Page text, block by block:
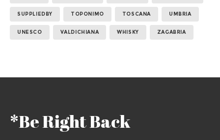
SUPPLIEDBY TOPONIMO TOSCANA UMBRIA
UNESCO VALDICHIANA WHISKY ZAGABRIA
*Be Right Back